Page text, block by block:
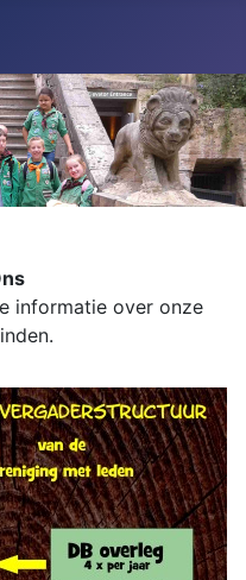
informatie over onze